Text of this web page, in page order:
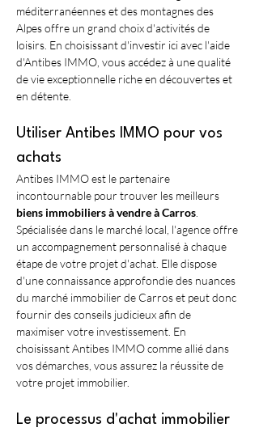
méditerranéennes et des montagnes des
Alpes offre un grand choix d'activités de
loisirs. En choisissant d'investir ici avec l'aide
d'Antibes IMMO, vous accédez à une qualité
de vie exceptionnelle riche en découvertes et
en détente.
Utiliser Antibes IMMO pour vos
achats
Antibes IMMO est le partenaire
incontournable pour trouver les meilleurs
biens immobiliers à vendre à Carros
Spécialisée dans le marché local, l'agence offre
un accompagnement personnalisé à chaque
étape de votre projet d'achat. Elle dispose
d'une connaissance approfondie des nuances
du marché immobilier de Carros et peut donc
fournir des conseils judicieux afin de
maximiser votre investissement. En
choisissant Antibes IMMO comme allié dans
vos démarches, vous assurez la réussite de
votre projet immobilier.
Le processus d'achat immobilier